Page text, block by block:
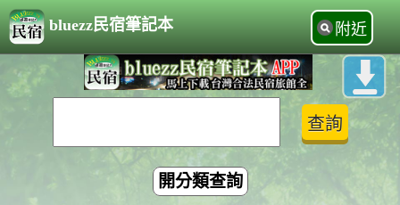
bluezz民宿筆記本 附近
開分類查詢